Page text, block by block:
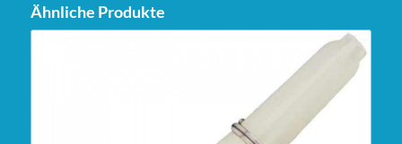
Ähnliche Produkte